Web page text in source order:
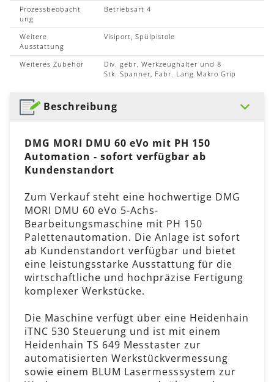
Prozessbeobacht
ung
Betriebsart 4
Weitere
Ausstattung
Visiport, Spülpistole
Weiteres Zubehör
Div. gebr. Werkzeughalter und 8
Stk. Spanner, Fabr. Lang Makro Grip
Beschreibung
DMG MORI DMU 60 eVo mit PH 150
Automation - sofort verfügbar ab
Kundenstandort
Zum Verkauf steht eine hochwertige DMG
MORI DMU 60 eVo 5-Achs-
Bearbeitungsmaschine mit PH 150
Palettenautomation. Die Anlage ist sofort
ab Kundenstandort verfügbar und bietet
eine leistungsstarke Ausstattung für die
wirtschaftliche und hochpräzise Fertigung
komplexer Werkstücke.
Die Maschine verfügt über eine Heidenhain
iTNC 530 Steuerung und ist mit einem
Heidenhain TS 649 Messtaster zur
automatisierten Werkstückvermessung
sowie einem BLUM Lasermesssystem zur